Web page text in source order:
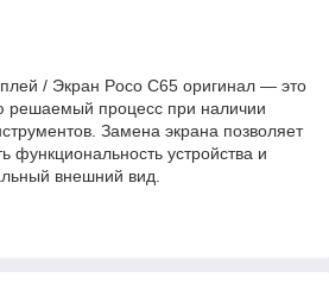
/ Экран Poco C65 оригинал — это
решаемый процесс при наличии
Замена экрана позволяет
функциональность устройства и
внешний вид.